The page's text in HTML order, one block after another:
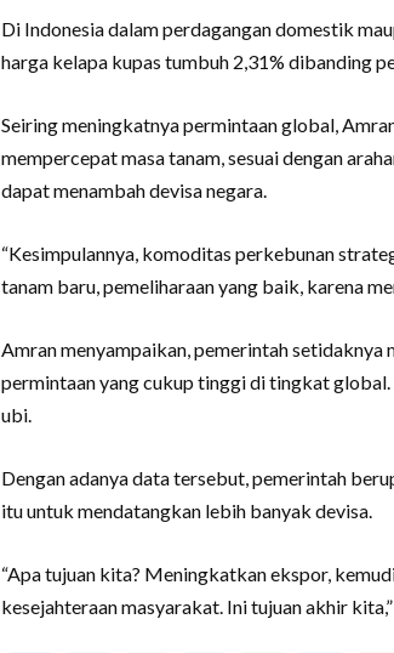
Di Indonesia dalam perdagangan domestik
harga kelapa kupas tumbuh 2,31% dibanding
Seiring meningkatnya permintaan global,
mempercepat masa tanam, sesuai dengan
dapat menambah devisa negara.
“Kesimpulannya, komoditas perkebunan
tanam baru, pemeliharaan yang baik, karena
Amran menyampaikan, pemerintah
permintaan yang cukup tinggi di tingkat global.
ubi.
Dengan adanya data tersebut, pemerintah
itu untuk mendatangkan lebih banyak devisa.
“Apa tujuan kita? Meningkatkan ekspor,
kesejahteraan masyarakat. Ini tujuan akhir